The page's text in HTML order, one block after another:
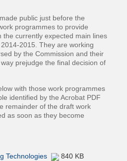
public just before the
programmes to provide
the currently expected main lines
2015. They are working
by the Commission and their
prejudge the final decision of
with those work programmes
identified by the Acrobat PDF
remainder of the draft work
as soon as they become
Technologies
840 KB